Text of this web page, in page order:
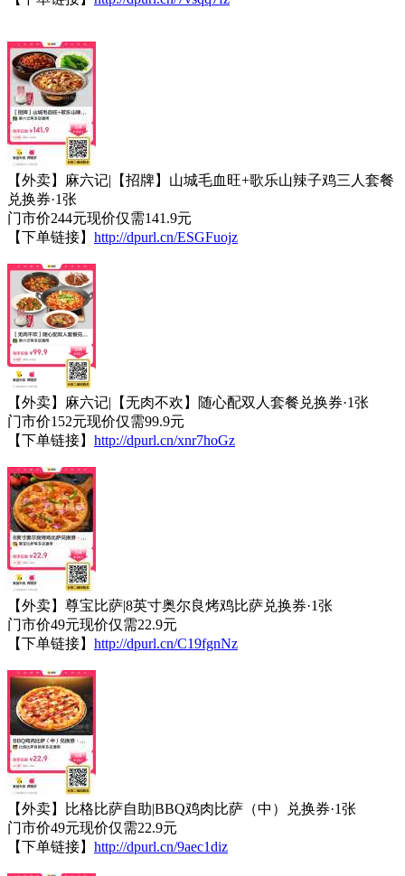
【外卖】麻六记|【招牌】山城毛血旺+歌乐山辣子鸡三人套餐
兑换券·1张
门市价244元现价仅需141.9元
【下单链接】 http://dpurl.cn/ESGFuojz
【外卖】麻六记|【无肉不欢】随心配双人套餐兑换券·1张
门市价152元现价仅需99.9元
【下单链接】 http://dpurl.cn/xnr7hoGz
【外卖】尊宝比萨|8英寸奥尔良烤鸡比萨兑换券·1张
门市价49元现价仅需22.9元
【下单链接】 http://dpurl.cn/C19fgnNz
【外卖】比格比萨自助|BBQ鸡肉比萨（中）兑换券·1张
门市价49元现价仅需22.9元
【下单链接】 http://dpurl.cn/9aec1diz